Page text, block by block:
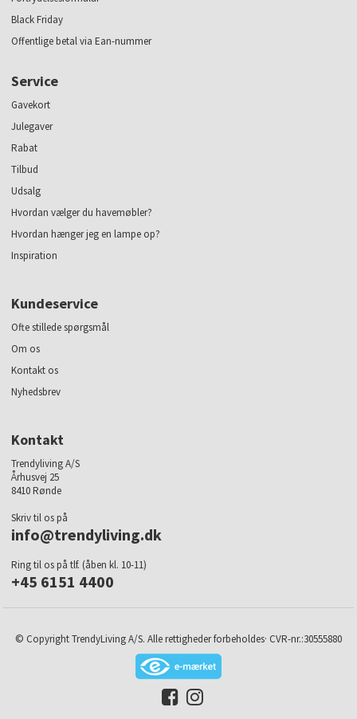
Black Friday
Offentlige betal via Ean-nummer
Service
Gavekort
Julegaver
Rabat
Tilbud
Udsalg
Hvordan vælger du havemøbler?
Hvordan hænger jeg en lampe op?
Inspiration
Kundeservice
Ofte stillede spørgsmål
Om os
Kontakt os
Nyhedsbrev
Kontakt
Trendyliving A/S
Århusvej 25
8410 Rønde
Skriv til os på
info@trendyliving.dk
Ring til os på tlf. (åben kl. 10-11)
+45 6151 4400
© Copyright TrendyLiving A/S. Alle rettigheder forbeholdes· CVR-nr.:30555880